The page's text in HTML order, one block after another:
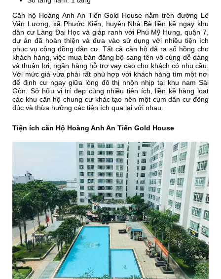
Căn hộ Hoàng Anh An Tiến Gold House nằm trên đường Lê
Văn Lương, xã Phước Kiển, huyện Nhà Bè liền kề ngay khu
dân cư Làng Đại Học và giáp ranh với Phú Mỹ Hưng, quận 7,
dự án đã hoàn thiện và đưa vào sử dụng với nhiều tiện ích
phục vụ cộng đồng dân cư. Tất cả căn hộ đã ra sổ hồng cho
khách hàng, việc mua bán đăng bộ sang tên vô cùng dễ dàng
và thuận lợi, ngân hàng hỗ trợ vay cao cho khách có nhu cầu.
Với mức giá vừa phải rất phù hợp với khách hàng tìm một nơi
để định cư ngay giữa lòng đô thị nhộn nhịp tại khu nam Sài
Gòn. Sở hữu vị trí đẹp cùng nhiều tiện ích, liền kề hàng loạt
các khu căn hộ chung cư khác tạo nên một cụm dân cư đông
đúc và thừa hưởng các tiện ích qua lại với nhau.
Tiện ích căn Hộ Hoàng Anh An Tiến Gold House